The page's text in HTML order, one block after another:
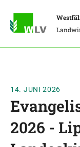
14. JUNI 2026
2026 -